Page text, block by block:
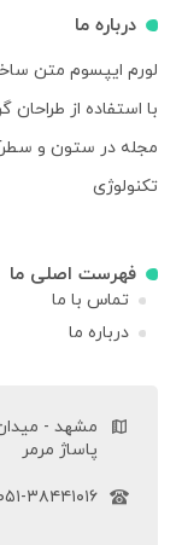
درباره ما
لورم ایپسوم متن
با استفاده از
مجله در ستون و
تکنولوژی
فهرست اصلی ما
تماس با ما
درباره ما
مشهد - میدان
پاساژ مرمر
۰۵۱-۳۸۴۴۱۰۱۶ |